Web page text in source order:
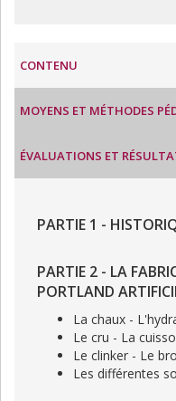
CONTENU
MOYENS ET MÉTHODES
ÉVALUATIONS ET
PARTIE 1 -
PARTIE 2 - LA
PORTLAND
La chaux -
Le cru - La
Le clinker - Le
Les différentes